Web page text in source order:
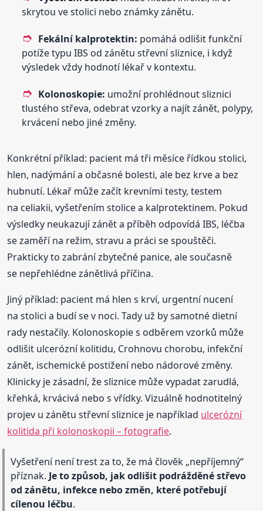
skrytou ve stolici nebo známky zánětu.
Fekální kalprotektin: pomáhá odlišit funkční
potíže typu IBS od zánětu střevní sliznice, i když
výsledek vždy hodnotí lékař v kontextu.
Kolonoskopie: umožní prohlédnout sliznici
tlustého střeva, odebrat vzorky a najít zánět, polypy,
krvácení nebo jiné změny.
Konkrétní příklad: pacient má tři měsíce řídkou stolici,
hlen, nadýmání a občasné bolesti, ale bez krve a bez
hubnutí. Lékař může začít krevními testy, testem
na celiakii, vyšetřením stolice a kalprotektinem. Pokud
výsledky neukazují zánět a příběh odpovídá IBS, léčba
se zaměří na režim, stravu a práci se spouštěči.
Prakticky to zabrání zbytečné panice, ale současně
se nepřehlédne zánětlivá příčina.
Jiný příklad: pacient má hlen s krví, urgentní nucení
na stolici a budí se v noci. Tady už by samotné dietní
rady nestačily. Kolonoskopie s odběrem vzorků může
odlišit ulcerózní kolitidu, Crohnovu chorobu, infekční
zánět, ischemické postižení nebo nádorové změny.
Klinicky je zásadní, že sliznice může vypadat zarudlá,
křehká, krvácivá nebo s vřídky. Vizuálně hodnotitelný
projev u zánětu střevní sliznice je například ulcerózní
kolitida při kolonoskopii – fotografie.
Vyšetření není trest za to, že má člověk „nepříjemný“
příznak. Je to způsob, jak odlišit podrážděné střevo
od zánětu, infekce nebo změn, které potřebují
cílenou léčbu.